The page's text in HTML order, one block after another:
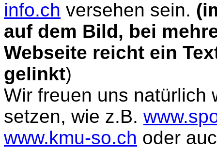
info.ch versehen sein.
auf dem Bild, bei
Webseite reicht ein
gelinkt)
Wir freuen uns natürlich
setzen, wie z.B.
www.kmu-so.ch oder